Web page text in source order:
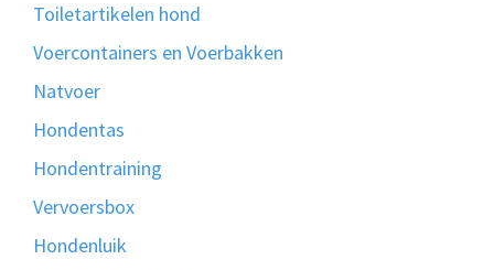
Toiletartikelen hond
Voercontainers en Voerbakken
Natvoer
Hondentas
Hondentraining
Vervoersbox
Hondenluik